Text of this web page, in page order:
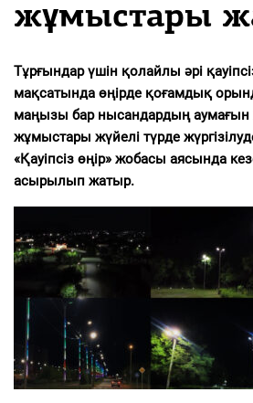
жұмыстары
Тұрғындар үшін қолайлы әрі
мақсатында өңірде қоғамдық
маңызы бар нысандардың
жұмыстары жүйелі түрде
«Қауіпсіз өңір» жобасы аясында
асырылып жатыр.